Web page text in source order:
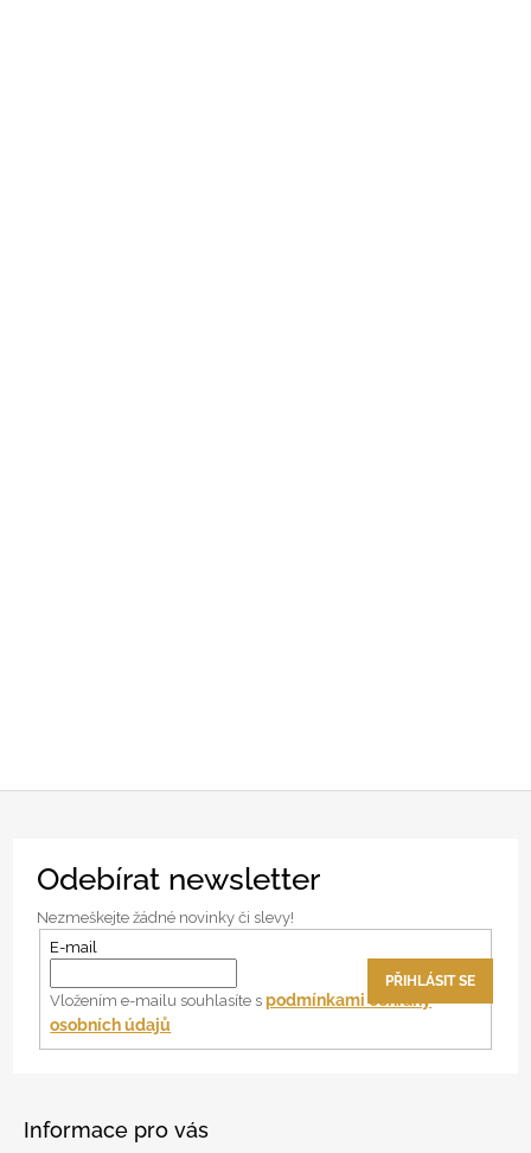
Informace pro vás
Odebírat newsletter
Nezmeškejte žádné novinky či slevy!
E-mail
Vložením e-mailu souhlasíte spodmínkami ochrany
osobních údajů
PŘIHLÁSIT SE